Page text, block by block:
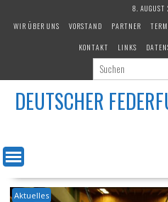
8.
WIR ÜBER UNS
VORSTAND PARTNER
KONTAKT
LINKS
DEUTSCHER
Aktuelles